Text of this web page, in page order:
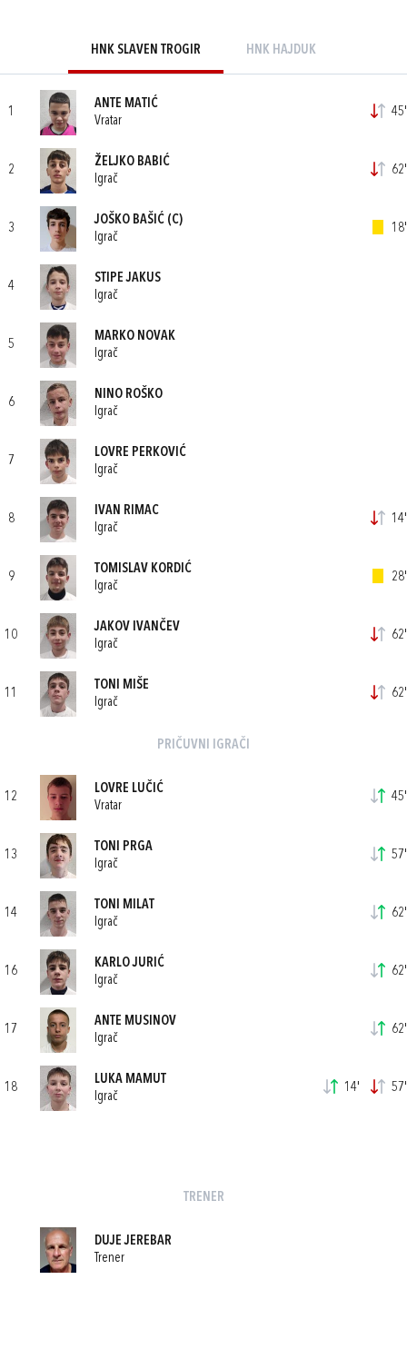
HNK SLAVEN TROGIR HNK HAJDUK
1
ANTE MATIĆ
Vratar
45'
2
ŽELJKO BABIĆ
Igrač
62'
3
JOŠKO BAŠIĆ (C)
Igrač
18'
4
STIPE JAKUS
Igrač
5
MARKO NOVAK
Igrač
6
NINO ROŠKO
Igrač
7
LOVRE PERKOVIĆ
Igrač
8
IVAN RIMAC
Igrač
14'
9
TOMISLAV KORDIĆ
Igrač
28'
10
JAKOV IVANČEV
Igrač
62'
11
TONI MIŠE
Igrač
62'
PRIČUVNI IGRAČI
12
LOVRE LUČIĆ
Vratar
45'
13
TONI PRGA
Igrač
57'
14
TONI MILAT
Igrač
62'
16
KARLO JURIĆ
Igrač
62'
17
ANTE MUSINOV
Igrač
62'
18
LUKA MAMUT
Igrač
14' 57'
TRENER
DUJE JEREBAR
Trener